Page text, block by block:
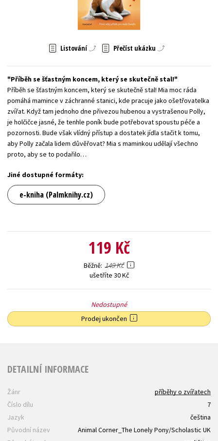
Zahraniční literatura
Listování Přečíst ukázku
Příběh se šťastným koncem, který se skutečně stal!
Příběh se šťastným koncem, který se skutečně stal! Mia moc ráda
pomáhá mamince v záchranné stanici, kde pracuje jako ošetřovatelka
zvířat. Když tam jednoho dne přivezou hubenou a vystrašenou Polly,
je holčičce jasné, že tenhle poník bude potřebovat spoustu péče a
pozornosti. Bude však vlídný přístup a dostatek jídla stačit k tomu,
aby Polly začala lidem důvěřovat? Mia s maminkou udělají všechno
proto, aby se to podařilo…
Jiné dostupné formáty:
e-kniha (Palmknihy.cz)
119 Kč
Běžně 149 Kč
ušetříte 30 Kč
Nedostupné
Prodej ukončen
DETAILNÍ INFORMACE
Žánr
příběhy o zvířatech
Číslo dílu
7
Jazyk
čeština
Původní název
Animal Corner_The Lonely Pony/Scholastic UK